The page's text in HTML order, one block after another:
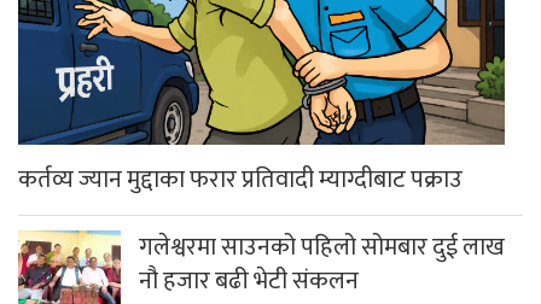
कर्तव्य ज्यान मुद्दाका फरार प्रतिवादी म्याग्दीबाट पक्राउ
गलेश्वरमा साउनको पहिलो सोमबार दुई लाख
नौ हजार बढी भेटी संकलन